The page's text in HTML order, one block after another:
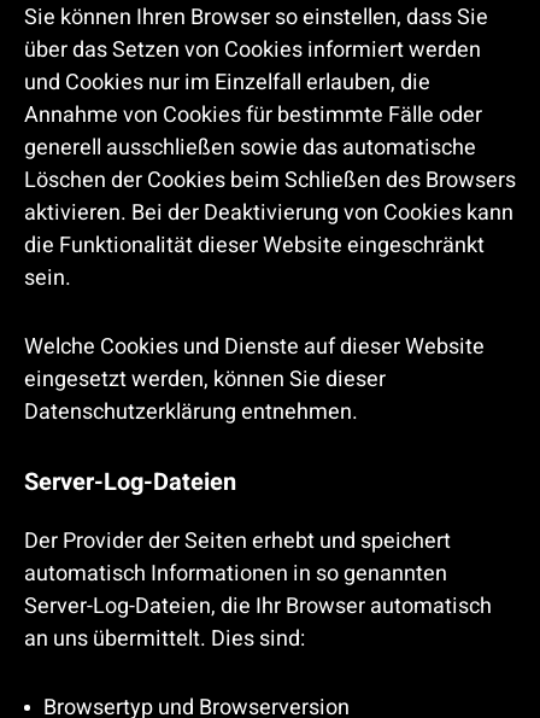
Sie können Ihren Browser so einstellen, dass Sie
über das Setzen von Cookies informiert werden
und Cookies nur im Einzelfall erlauben, die
Annahme von Cookies für bestimmte Fälle oder
generell ausschließen sowie das automatische
Löschen der Cookies beim Schließen des Browsers
aktivieren. Bei der Deaktivierung von Cookies kann
die Funktionalität dieser Website eingeschränkt
sein.
Welche Cookies und Dienste auf dieser Website
eingesetzt werden, können Sie dieser
Datenschutzerklärung entnehmen.
Server-Log-Dateien
Der Provider der Seiten erhebt und speichert
automatisch Informationen in so genannten
Server-Log-Dateien, die Ihr Browser automatisch
an uns übermittelt. Dies sind:
Browsertyp und Browserversion